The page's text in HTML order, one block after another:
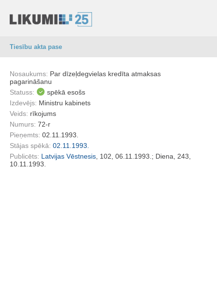
Tiesību akta pase
Nosaukums: Par dīzeļdegvielas kredīta atmaksas
pagarināšanu
Statuss:
spēkā esošs
Izdevējs: Ministru kabinets
Veids: rīkojums
Numurs: 72-r
Pieņemts: 02.11.1993.
Stājas spēkā: 02.11.1993.
Publicēts: Latvijas Vēstnesis , 102, 06.11.1993.; Diena, 243,
10.11.1993.